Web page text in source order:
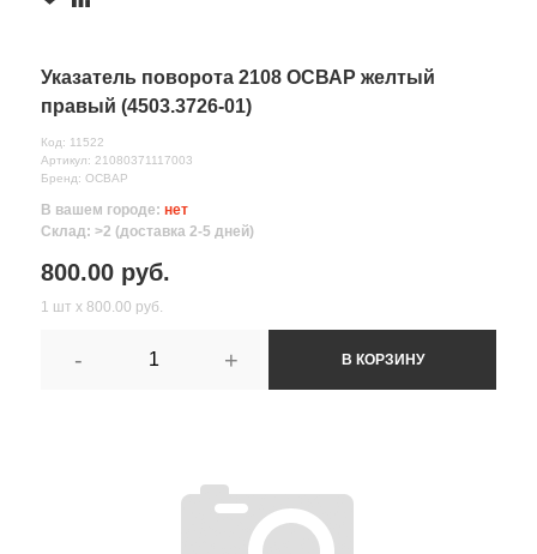
Указатель поворота 2108 ОСВАР желтый
правый (4503.3726-01)
Код: 11522
Артикул: 21080371117003
Бренд: ОСВАР
В вашем городе: нет
Склад: >2 (доставка 2-5 дней)
800.00 руб.
1 шт х 800.00 руб.
- + В КОРЗИНУ